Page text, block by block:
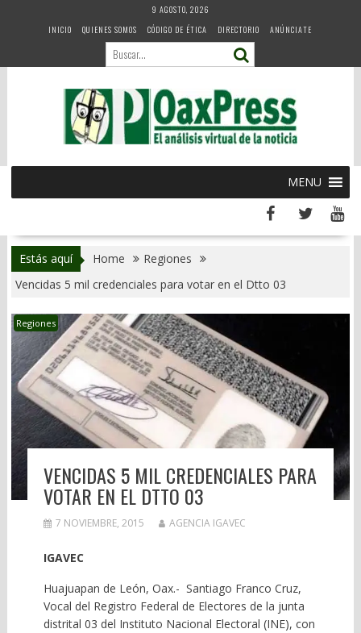
9 AGOSTO, 2026
INICIO
QUIENES SOMOS CÓDIGO DE ÉTICA DIRECTORIO ANÚNCIATE
MENU
Estás aquí Home
Regiones
Vencidas 5 mil credenciales para votar en el Dtto 03
Regiones
VENCIDAS 5 MIL CREDENCIALES PARA
VOTAR EN EL DTTO 03
7 NOVIEMBRE, 2015 AGENCIA IGAVEC
IGAVEC
Huajuapan de León, Oax.- Santiago Franco Cruz,
Vocal del Registro Federal de Electores de la junta
distrital 03 del Instituto Nacional Electoral (INE), con